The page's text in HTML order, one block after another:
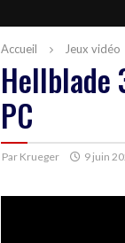
Accueil Jeux vidéo
Hellblade
PC
Par Krueger 9 juin